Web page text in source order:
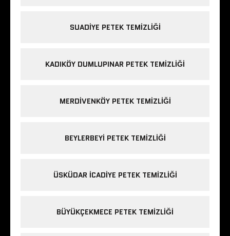
SUADIYE PETEK TEMIZLIĞI
KADIKÖY DUMLUPINAR PETEK TEMIZLIĞI
MERDIVENKÖY PETEK TEMIZLIĞI
BEYLERBEYI PETEK TEMIZLIĞI
ÜSKÜDAR ICADIYE PETEK TEMIZLIĞI
BÜYÜKÇEKMECE PETEK TEMIZLIĞI